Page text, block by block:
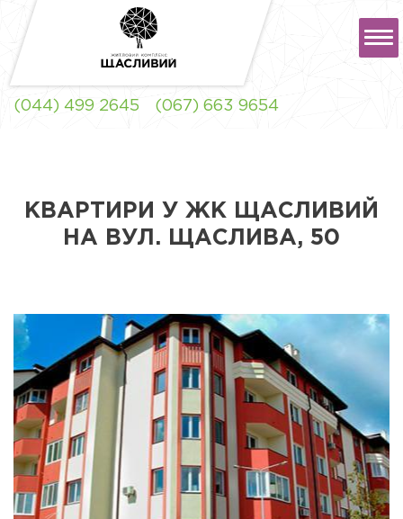
ЖК "ЩАСЛИВИЙ"
ПЕТРОПАВЛІВСЬКА
БОРЩАГІВКА
КОМЕРЦІЙНА
НЕРУХОМІСТЬ
(044) 499 2645 (067) 663 9654
КВАРТИРИ У ЖК ЩАСЛИВИЙ
НА ВУЛ. ЩАСЛИВА, 50